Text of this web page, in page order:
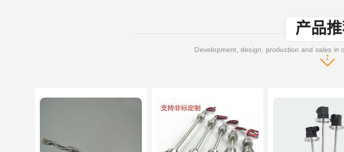
产品
Development, design, production and sales in